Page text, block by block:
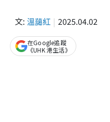
文: 溫藹紅 2025.04.02
在Google追蹤
《UHK 港生活》